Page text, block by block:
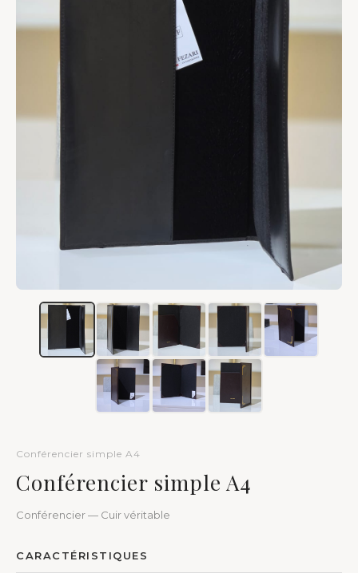
Conférencier simple A4
Conférencier simple A4
Conférencier — Cuir véritable
CARACTÉRISTIQUES